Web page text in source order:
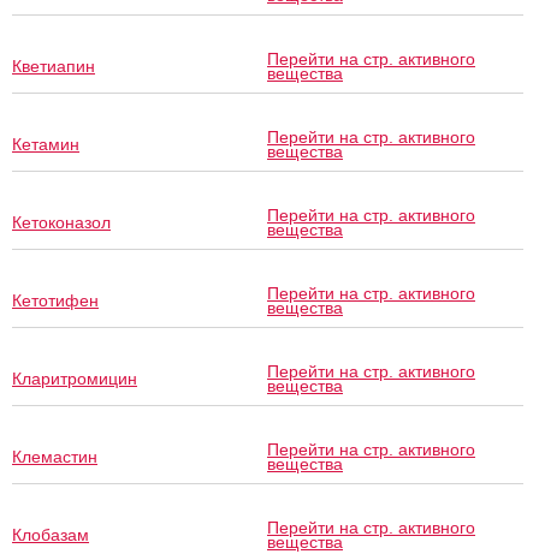
Кветиапин Перейти на стр. активного
вещества
Кетамин Перейти на стр. активного
вещества
Кетоконазол Перейти на стр. активного
вещества
Кетотифен Перейти на стр. активного
вещества
Кларитромицин Перейти на стр. активного
вещества
Клемастин Перейти на стр. активного
вещества
Клобазам Перейти на стр. активного
вещества